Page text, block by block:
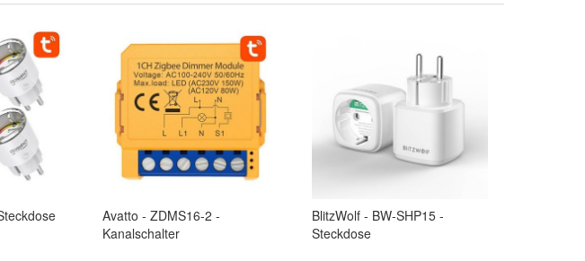
Avatto - ZDMS16-2 -
Kanalschalter
BlitzWolf - BW-SHP15 -
Steckdose